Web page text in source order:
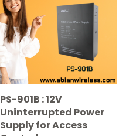
PS-901B : 12V
Uninterrupted Power
Supply for Access